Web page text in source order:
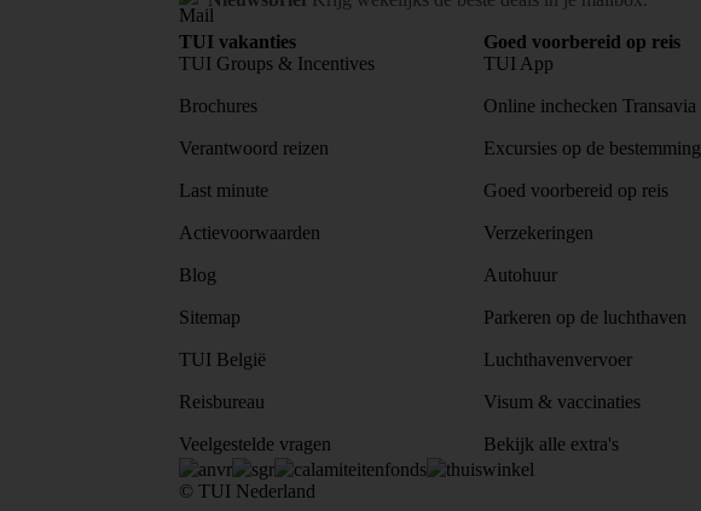
TUI vakanties
TUI Groups & Incentives
Brochures
Verantwoord reizen
Last minute
Actievoorwaarden
Blog
Sitemap
TUI België
Reisbureau
Veelgestelde vragen
Goed voorbereid op reis
TUI App
Online inchecken Transavia
Excursies op de bestemming
Goed voorbereid op reis
Verzekeringen
Autohuur
Parkeren op de luchthaven
Luchthavenvervoer
Visum & vaccinaties
Bekijk alle extra's
© TUI Nederland